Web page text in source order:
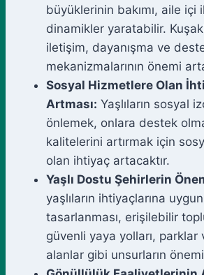
büyüklerinin bakımı, aile içi
dinamikler yaratabilir.
iletişim, dayanışma ve
mekanizmalarının önemi
Sosyal Hizmetlere Olan
Artması: Yaşlıların sosyal
önlemek, onlara destek
kalitelerini artırmak için
olan ihtiyaç artacaktır.
Yaşlı Dostu Şehirlerin
yaşlıların ihtiyaçlarına
tasarlanması, erişilebilir
güvenli yaya yolları, parklar
alanlar gibi unsurların